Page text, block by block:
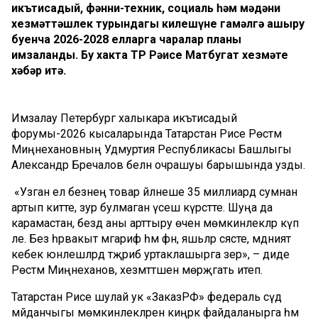
икътисадый, фәнни-техник, социаль һәм мәдәни
хезмәттәшлек турындагы килешүне гамәлгә ашыру
буенча 2026-2028 елларга чаралар планы
имзаланды. Бу хакта ТР Рәисе Матбугат хезмәте
хәбәр итә.
Имзалау Петербург халыкара икътисадый
форумы-2026 кысаларында Татарстан Рәисе Рөстәм
Миңнехановның Удмуртия Республикасы Башлыгы
Александр Бречалов белән очрашуы барышында узды.
«Узган ел безнең товар әйләнеше 35 миллиард сумнан
артып китте, зур булмаган үсеш күрсәтте. Шуңа да
карамастан, бездә аны арттыру өчен мөмкинлекләр күп
әле. Без һәрвакыт мәгариф һәм фән, яшьләр сәясәте, мәдәният
кебек юнәлешләрдә тәҗрибә уртаклашырга әзер», – диде
Рөстәм Миңнеханов, хезмәттәшенә мөрәҗәгать итеп.
Татарстан Рәисе шулай ук «ЗаказРФ» федераль сәүдә
мәйданчыгы мөмкинлекләрен киңрәк файдаланырга һәм